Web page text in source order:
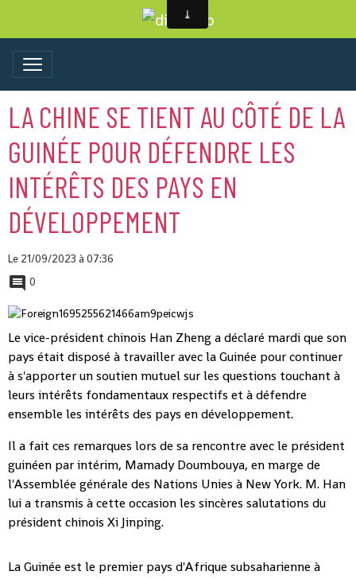
LA CHINE SE TIENT AU CÔTÉ DE LA
GUINÉE POUR DÉFENDRE LES
INTÉRÊTS DES PAYS EN
DÉVELOPPEMENT
Le 21/09/2023 à 07:36
0
Le vice-président chinois Han Zheng a déclaré mardi que son
pays était disposé à travailler avec la Guinée pour continuer
à s'apporter un soutien mutuel sur les questions touchant à
leurs intérêts fondamentaux respectifs et à défendre
ensemble les intérêts des pays en développement.
Il a fait ces remarques lors de sa rencontre avec le président
guinéen par intérim, Mamady Doumbouya, en marge de
l'Assemblée générale des Nations Unies à New York. M. Han
lui a transmis à cette occasion les sincères salutations du
président chinois Xi Jinping.
La Guinée est le premier pays d'Afrique subsaharienne à